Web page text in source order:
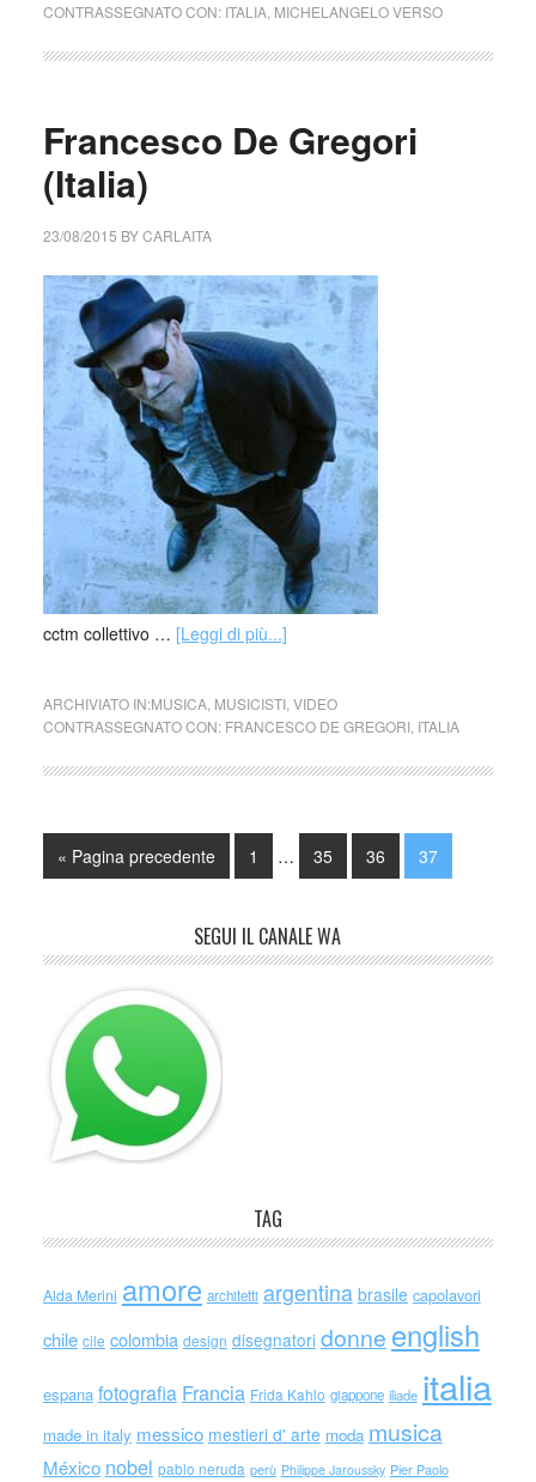
CONTRASSEGNATO CON: ITALIA, MICHELANGELO VERSO
Francesco De Gregori
(Italia)
23/08/2015 BYCARLAITA
cctm collettivo … [Leggi di più...]
ARCHIVIATO IN:MUSICA, MUSICISTI, VIDEO
CONTRASSEGNATO CON: FRANCESCO DE GREGORI, ITALIA
« Pagina precedente 1 … 35 36 37
SEGUI IL CANALE WA
TAG
Alda Merini amore architetti argentina brasile capolavori
chile cile colombia design disegnatori donne english
espana fotografia Francia Frida Kahlo giappone iliade italia
made in italy messico mestieri d' arte moda musica
México nobel pablo neruda perù Philippe Jaroussky Pier Paolo